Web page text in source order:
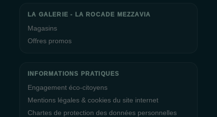
LA GALERIE - LA ROCADE MEZZAVIA
Magasins
Offres promos
INFORMATIONS PRATIQUES
Engagement éco-citoyens
Mentions légales & cookies du site internet
Chartes de protection des données personnelles